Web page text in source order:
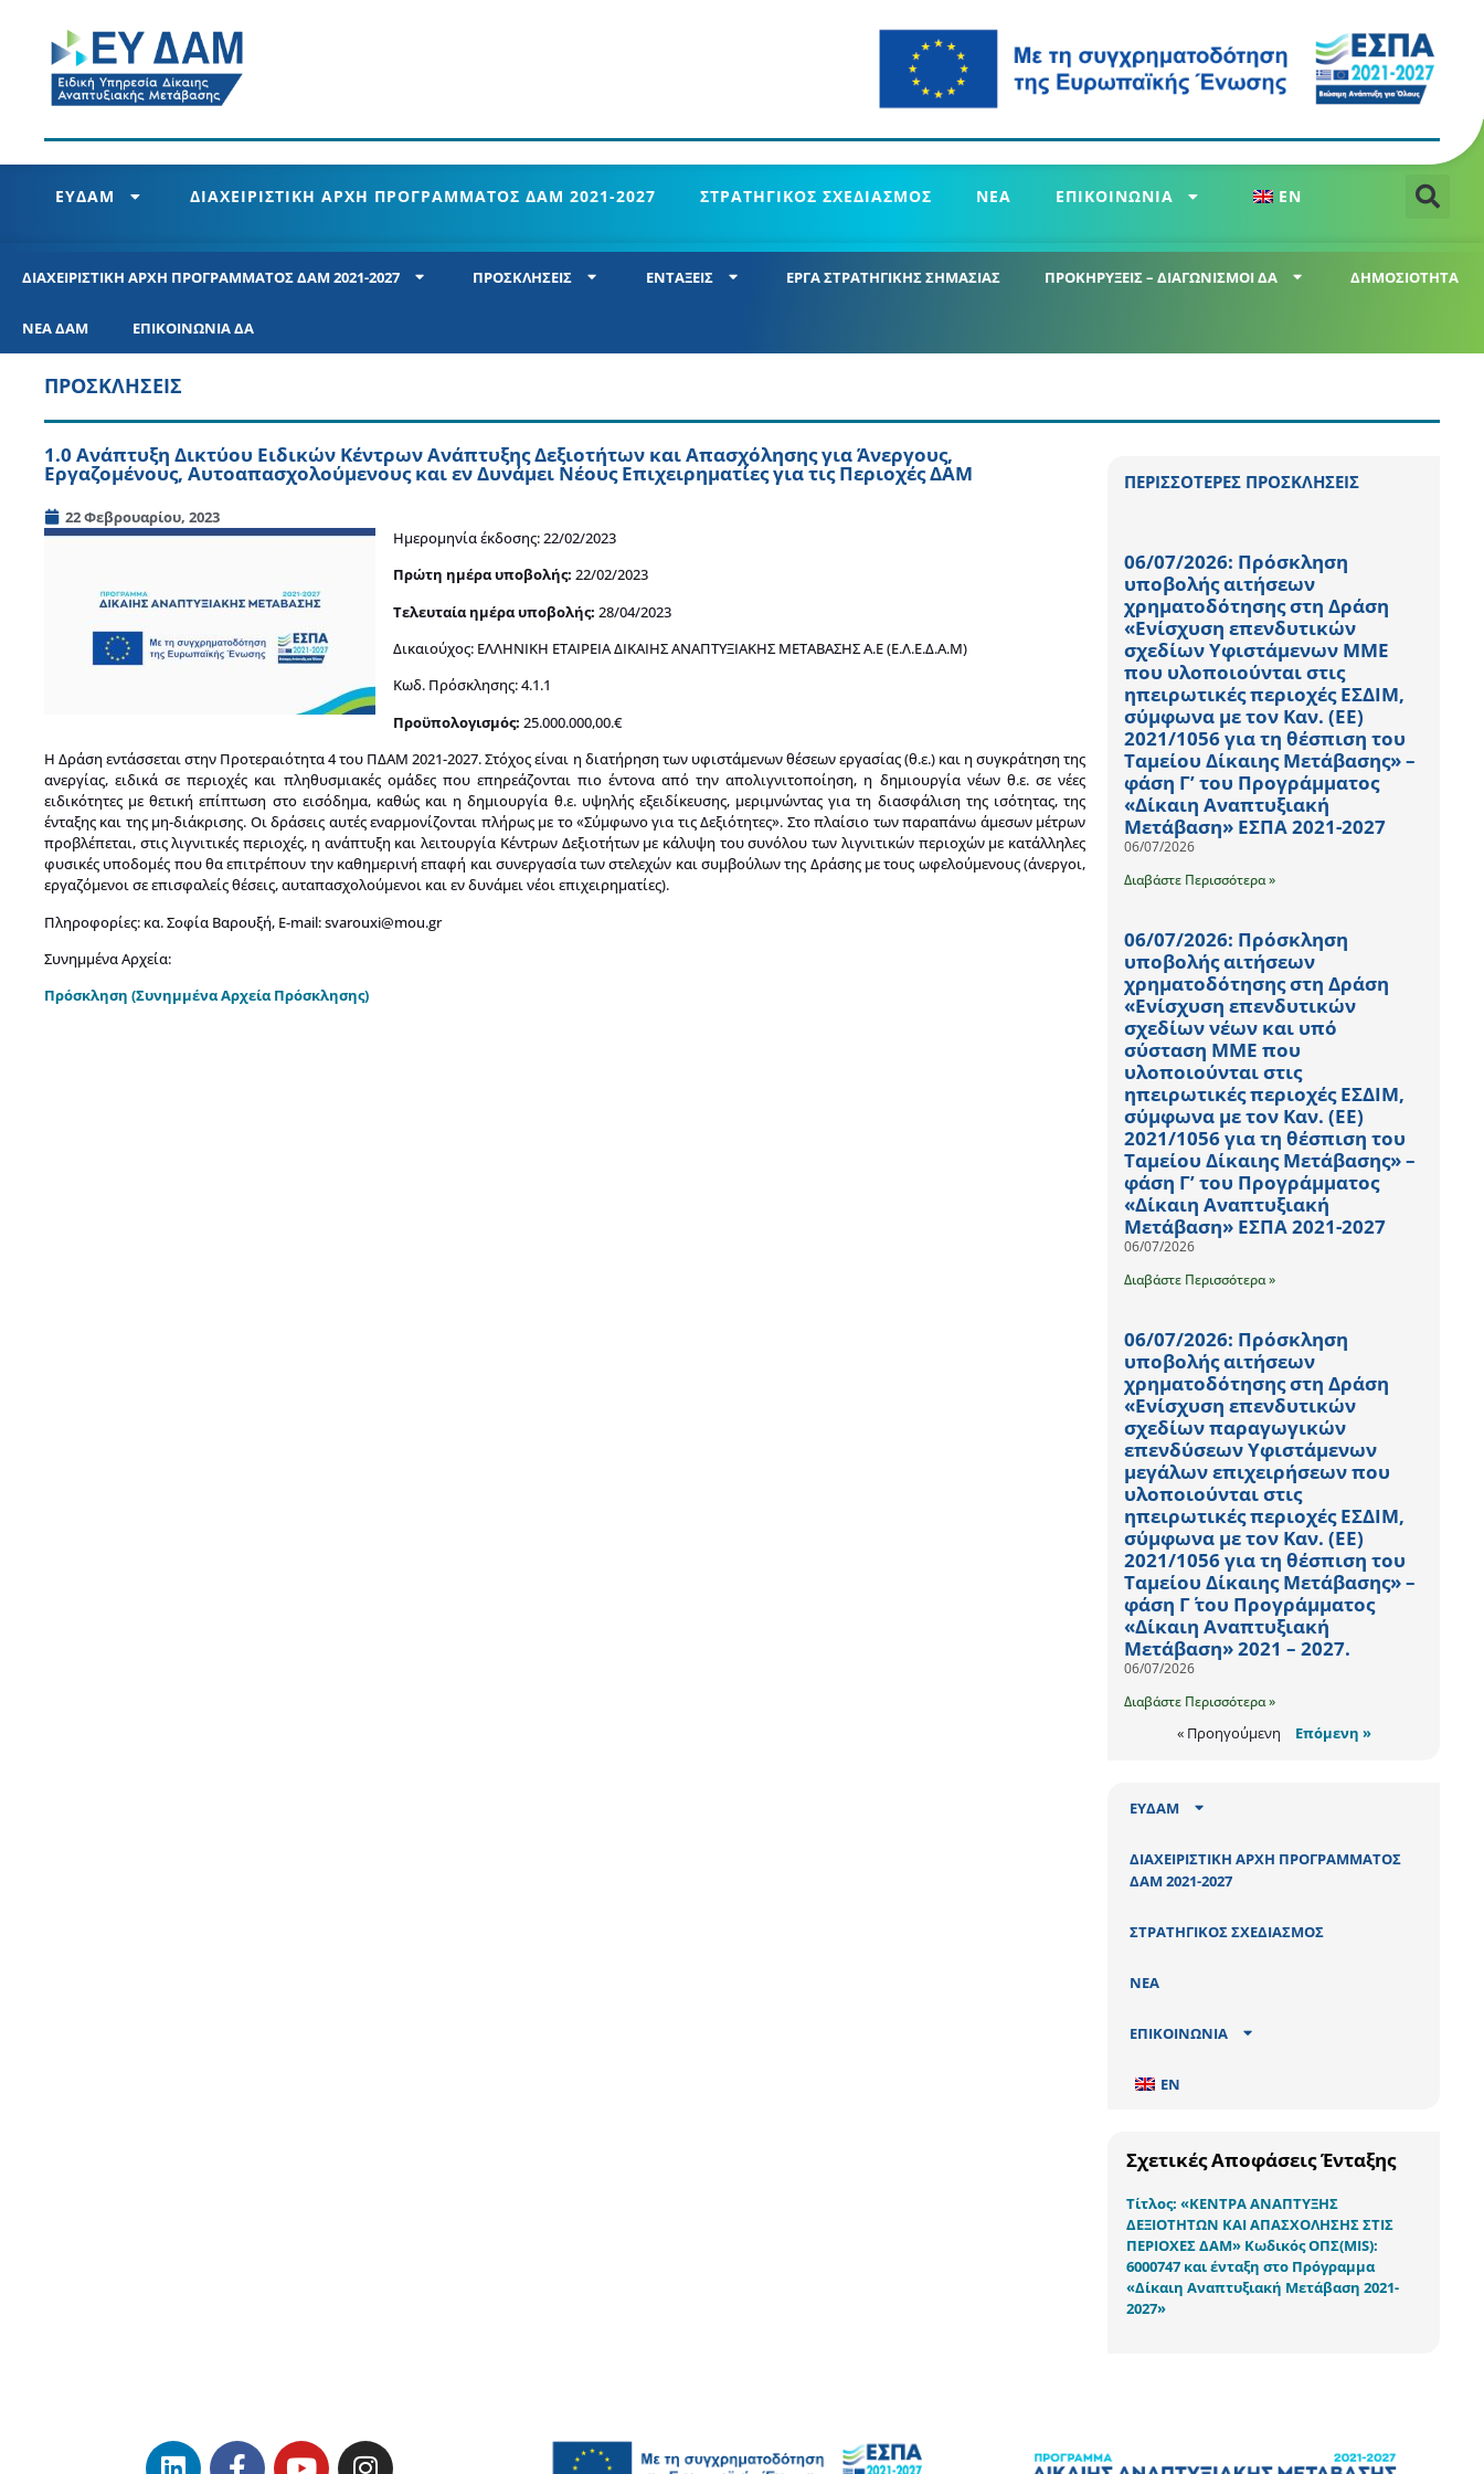
ΕΥΔΑΜ ΔΙΑΧΕΙΡΙΣΤΙΚΗ ΑΡΧΗ ΠΡΟΓΡΑΜΜΑΤΟΣ ΔΑΜ 2021-2027 ΣΤΡΑΤΗΓΙΚΟΣ ΣΧΕΔΙΑΣΜΟΣ ΝΕΑ ΕΠΙΚΟΙΝΩΝΙΑ EN
ΔΙΑΧΕΙΡΙΣΤΙΚΗ ΑΡΧΗ ΠΡΟΓΡΑΜΜΑΤΟΣ ΔΑΜ 2021-2027 ΠΡΟΣΚΛΗΣΕΙΣ ΕΝΤΑΞΕΙΣ ΕΡΓΑ ΣΤΡΑΤΗΓΙΚΗΣ ΣΗΜΑΣΙΑΣ ΠΡΟΚΗΡΥΞΕΙΣ – ΔΙΑΓΩΝΙΣΜΟΙ ΔΑ ΔΗΜΟΣΙΟΤΗΤΑ
ΝΕΑ ΔΑΜ ΕΠΙΚΟΙΝΩΝΙΑ ΔΑ
ΠΡΟΣΚΛΗΣΕΙΣ
1.0 Ανάπτυξη Δικτύου Ειδικών Κέντρων Ανάπτυξης Δεξιοτήτων και Απασχόλησης για Άνεργους,
Εργαζομένους, Αυτοαπασχολούμενους και εν Δυνάμει Νέους Επιχειρηματίες για τις Περιοχές ΔΑΜ
22 Φεβρουαρίου, 2023
Ημερομηνία έκδοσης: 22/02/2023
Πρώτη ημέρα υποβολής: 22/02/2023
Τελευταία ημέρα υποβολής: 28/04/2023
Δικαιούχος: ΕΛΛΗΝΙΚΗ ΕΤΑΙΡΕΙΑ ΔΙΚΑΙΗΣ ΑΝΑΠΤΥΞΙΑΚΗΣ ΜΕΤΑΒΑΣΗΣ Α.Ε (Ε.Λ.Ε.Δ.Α.Μ)
Κωδ. Πρόσκλησης: 4.1.1
Προϋπολογισμός: 25.000.000,00.€
Η Δράση εντάσσεται στην Προτεραιότητα 4 του ΠΔΑΜ 2021-2027. Στόχος είναι η διατήρηση των υφιστάμενων θέσεων εργασίας (θ.ε.) και η συγκράτηση της
ανεργίας, ειδικά σε περιοχές και πληθυσμιακές ομάδες που επηρεάζονται πιο έντονα από την απολιγνιτοποίηση, η δημιουργία νέων θ.ε. σε νέες
ειδικότητες με θετική επίπτωση στο εισόδημα, καθώς και η δημιουργία θ.ε. υψηλής εξειδίκευσης, μεριμνώντας για τη διασφάλιση της ισότητας, της
ένταξης και της μη-διάκρισης. Οι δράσεις αυτές εναρμονίζονται πλήρως με το «Σύμφωνο για τις Δεξιότητες». Στο πλαίσιο των παραπάνω άμεσων μέτρων
προβλέπεται, στις λιγνιτικές περιοχές, η ανάπτυξη και λειτουργία Κέντρων Δεξιοτήτων με κάλυψη του συνόλου των λιγνιτικών περιοχών με κατάλληλες
φυσικές υποδομές που θα επιτρέπουν την καθημερινή επαφή και συνεργασία των στελεχών και συμβούλων της Δράσης με τους ωφελούμενους (άνεργοι,
εργαζόμενοι σε επισφαλείς θέσεις, αυταπασχολούμενοι και εν δυνάμει νέοι επιχειρηματίες).
Πληροφορίες: κα. Σοφία Βαρουξή, E-mail:svarouxi@mou.gr
Συνημμένα Αρχεία:
Πρόσκληση (Συνημμένα Αρχεία Πρόσκλησης)
ΠΕΡΙΣΣΟΤΕΡΕΣ ΠΡΟΣΚΛΗΣΕΙΣ
06/07/2026: Πρόσκληση
υποβολής αιτήσεων
χρηματοδότησης στη Δράση
«Ενίσχυση επενδυτικών
σχεδίων Υφιστάμενων ΜΜΕ
που υλοποιούνται στις
ηπειρωτικές περιοχές ΕΣΔΙΜ,
σύμφωνα με τον Καν. (ΕΕ)
2021/1056 για τη θέσπιση του
Ταμείου Δίκαιης Μετάβασης» –
φάση Γ’ του Προγράμματος
«Δίκαιη Αναπτυξιακή
Μετάβαση» ΕΣΠΑ 2021-2027
06/07/2026
Διαβάστε Περισσότερα »
06/07/2026: Πρόσκληση
υποβολής αιτήσεων
χρηματοδότησης στη Δράση
«Ενίσχυση επενδυτικών
σχεδίων νέων και υπό
σύσταση ΜΜΕ που
υλοποιούνται στις
ηπειρωτικές περιοχές ΕΣΔΙΜ,
σύμφωνα με τον Καν. (ΕΕ)
2021/1056 για τη θέσπιση του
Ταμείου Δίκαιης Μετάβασης» –
φάση Γ’ του Προγράμματος
«Δίκαιη Αναπτυξιακή
Μετάβαση» ΕΣΠΑ 2021-2027
06/07/2026
Διαβάστε Περισσότερα »
06/07/2026: Πρόσκληση
υποβολής αιτήσεων
χρηματοδότησης στη Δράση
«Ενίσχυση επενδυτικών
σχεδίων παραγωγικών
επενδύσεων Υφιστάμενων
μεγάλων επιχειρήσεων που
υλοποιούνται στις
ηπειρωτικές περιοχές ΕΣΔΙΜ,
σύμφωνα με τον Καν. (ΕΕ)
2021/1056 για τη θέσπιση του
Ταμείου Δίκαιης Μετάβασης» –
φάση Γ΄ του Προγράμματος
«Δίκαιη Αναπτυξιακή
Μετάβαση» 2021 – 2027.
06/07/2026
Διαβάστε Περισσότερα »
« Προηγούμενη Επόμενη »
ΕΥΔΑΜ
ΔΙΑΧΕΙΡΙΣΤΙΚΗ ΑΡΧΗ ΠΡΟΓΡΑΜΜΑΤΟΣ
ΔΑΜ 2021-2027
ΣΤΡΑΤΗΓΙΚΟΣ ΣΧΕΔΙΑΣΜΟΣ
ΝΕΑ
ΕΠΙΚΟΙΝΩΝΙΑ
EN
Σχετικές Αποφάσεις Ένταξης
Τίτλος: «ΚΕΝΤΡΑ ΑΝΑΠΤΥΞΗΣ
ΔΕΞΙΟΤΗΤΩΝ ΚΑΙ ΑΠΑΣΧΟΛΗΣΗΣ ΣΤΙΣ
ΠΕΡΙΟΧΕΣ ΔΑΜ» Κωδικός ΟΠΣ(MIS):
6000747 και ένταξη στο Πρόγραμμα
«Δίκαιη Αναπτυξιακή Μετάβαση 2021-
2027»